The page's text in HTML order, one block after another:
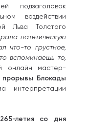
подзаголовок
воздействии
Льва Толстого
патетическую
что-то грустное,
вспоминаешь то,
онлайн мастер-
Блокады
интерпретации
летия со дня